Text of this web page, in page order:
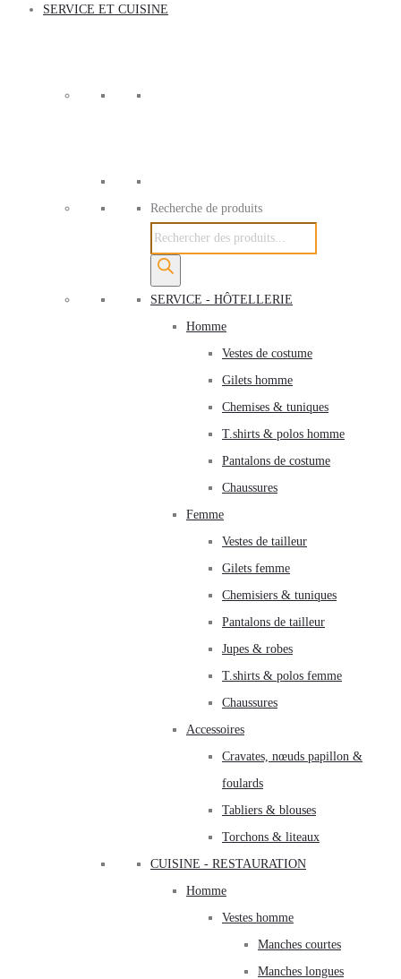
SERVICE ET CUISINE
Recherche de produits
SERVICE - HÔTELLERIE
Homme
Vestes de costume
Gilets homme
Chemises & tuniques
T.shirts & polos homme
Pantalons de costume
Chaussures
Femme
Vestes de tailleur
Gilets femme
Chemisiers & tuniques
Pantalons de tailleur
Jupes & robes
T.shirts & polos femme
Chaussures
Accessoires
Cravates, nœuds papillon &
foulards
Tabliers & blouses
Torchons & liteaux
CUISINE - RESTAURATION
Homme
Vestes homme
Manches courtes
Manches longues